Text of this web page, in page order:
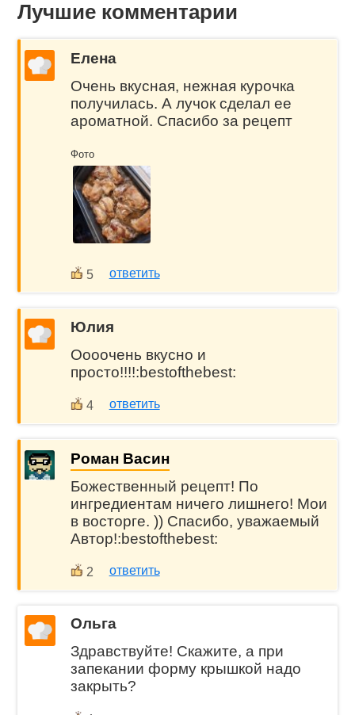
Лучшие комментарии
Елена
Очень вкусная, нежная курочка
получилась. А лучок сделал ее
ароматной. Спасибо за рецепт
Фото
5 ответить
Юлия
Оооочень вкусно и
просто!!!!:bestofthebest:
4 ответить
Роман Васин
Божественный рецепт! По
ингредиентам ничего лишнего! Мои
в восторге. )) Спасибо, уважаемый
Автор!:bestofthebest:
2 ответить
Ольга
Здравствуйте! Скажите, а при
запекании форму крышкой надо
закрыть?